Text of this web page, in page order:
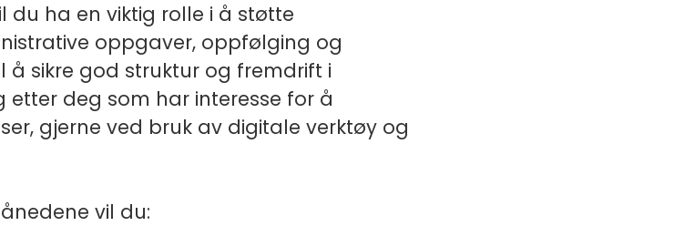
du ha en viktig rolle i å støtte
oppgaver, oppfølging og
å sikre god struktur og fremdrift i
deg som har interesse for å
gjerne ved bruk av digitale verktøy og
vil du: